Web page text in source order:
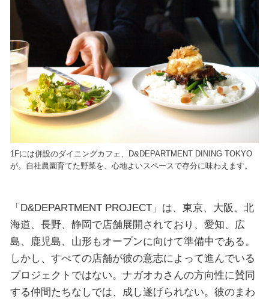
1Fには併設のダイニングカフェ、D&DEPARTMENT DINING TOKYO
が。自社農園育てた野菜を、心地よいスペースで存分に味わえます。
「D&DEPARTMENT PROJECT」は、東京、大阪、北
海道、長野、静岡で店舗展開されており、愛知、広
島、鹿児島、山形もオープンに向けて準備中である。
しかし、すべての店舗が彼の意志によって進んでいる
プロジェクトではない。ナガオカさんの方向性に賛同
する仲間たちなしでは、成し遂げられない。彼のまわ